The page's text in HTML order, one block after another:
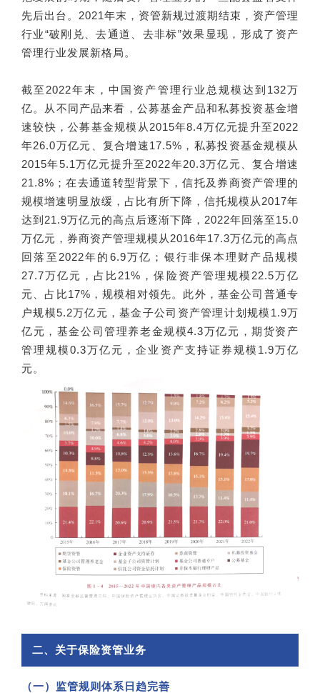
先后出台。2021年末，资管新规过渡期结束，资产管理
行业“破刚兑、去通道、去非标”效果显现，形成了资产
管理行业发展新格局。
截至2022年末，中国资产管理行业总规模达到132万
亿。从不同产品来看，公募基金产品和私募投资基金增
速较快，公募基金规模从2015年8.4万亿元提升至2022
年26.0万亿元、复合增速17.5%，私募投资基金规模从
2015年5.1万亿元提升至2022年20.3万亿元、复合增速
21.8%；在去通道转型背景下，信托及券商资产管理的
规模增速明显放缓，占比有所下降，信托规模从2017年
达到21.9万亿元的高点后逐渐下降，2022年回落至15.0
万亿元，券商资产管理规模从2016年17.3万亿元的高点
回落至2022年的6.9万亿；银行非保本理财产品规模
27.7万亿元，占比21%，保险资产管理规模22.5万亿
元、占比17%，规模相对领先。此外，基金公司普通专
户规模5.2万亿元，基金子公司资产管理计划规模1.9万
亿元，基金公司管理养老金规模4.3万亿元，期货资产
管理规模0.3万亿元，企业资产支持证券规模1.9万亿
元。
二、关于保险资管业务
（一）监管规则体系日趋完善